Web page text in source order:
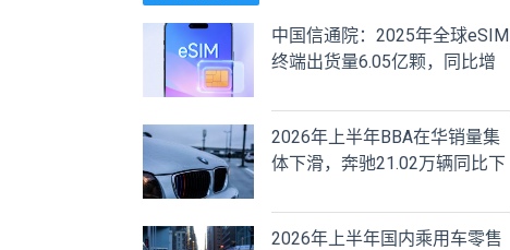
中国信通院：2025年全球eSIM
终端出货量6.05亿颗，同比增
2026年上半年BBA在华销量集
体下滑，奔驰21.02万辆同比下
2026年上半年国内乘用车零售